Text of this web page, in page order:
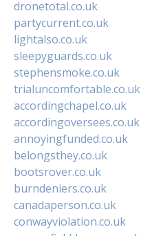
dronetotal.co.uk
partycurrent.co.uk
lightalso.co.uk
sleepyguards.co.uk
stephensmoke.co.uk
trialuncomfortable.co.uk
accordingchapel.co.uk
accordingoversees.co.uk
annoyingfunded.co.uk
belongsthey.co.uk
bootsrover.co.uk
burndeniers.co.uk
canadaperson.co.uk
conwayviolation.co.uk